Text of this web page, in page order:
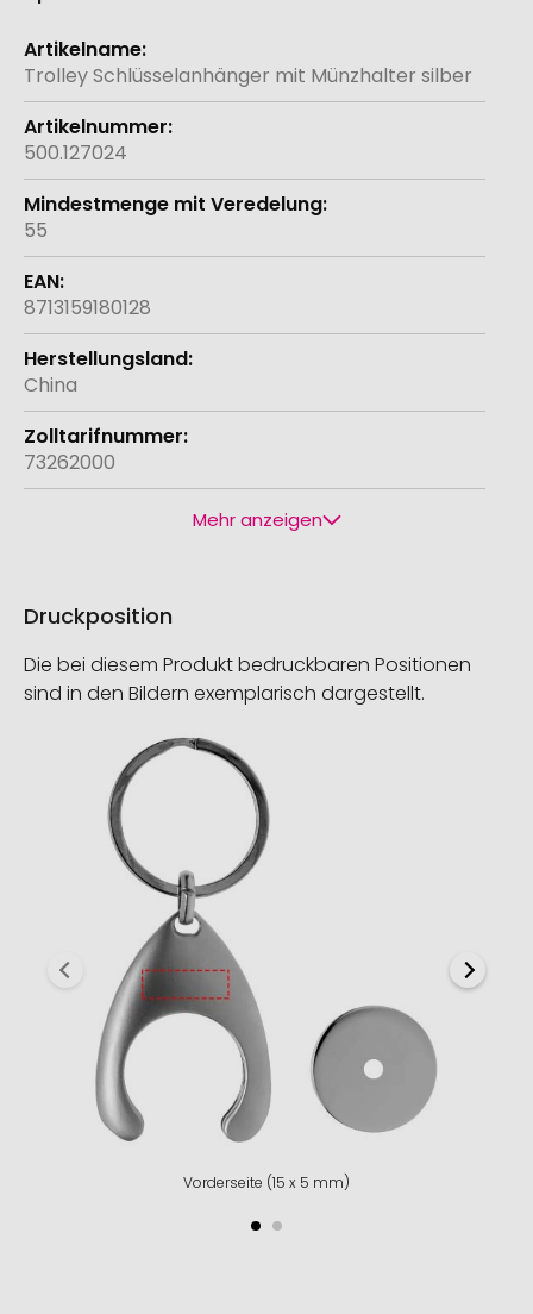
Weitere
Informationen
Trolley Schlüsselanhänger mit Münzhalter silber
500.127024
55
8713159180128
China
73262000
Mehr anzeigen
Druckposition
Die bei diesem Produkt bedruckbaren Positionen
sind in den Bildern exemplarisch dargestellt.
Vorderseite (15 x 5 mm)